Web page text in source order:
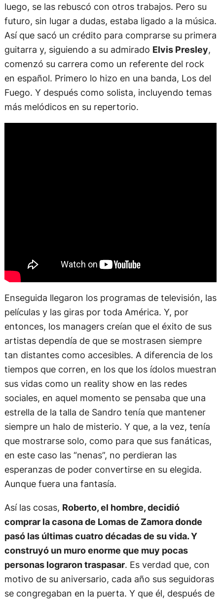
luego, se las rebuscó con otros trabajos. Pero su
futuro, sin lugar a dudas, estaba ligado a la música.
Así que sacó un crédito para comprarse su primera
guitarra y, siguiendo a su admirado Elvis Presley,
comenzó su carrera como un referente del rock
en español. Primero lo hizo en una banda, Los del
Fuego. Y después como solista, incluyendo temas
más melódicos en su repertorio.
Enseguida llegaron los programas de televisión, las
películas y las giras por toda América. Y, por
entonces, los managers creían que el éxito de sus
artistas dependía de que se mostrasen siempre
tan distantes como accesibles. A diferencia de los
tiempos que corren, en los que los ídolos muestran
sus vidas como un reality show en las redes
sociales, en aquel momento se pensaba que una
estrella de la talla de Sandro tenía que mantener
siempre un halo de misterio. Y que, a la vez, tenía
que mostrarse solo, como para que sus fanáticas,
en este caso las “nenas”, no perdieran las
esperanzas de poder convertirse en su elegida.
Aunque fuera una fantasía.
Así las cosas, Roberto, el hombre, decidió
comprar la casona de Lomas de Zamora donde
pasó las últimas cuatro décadas de su vida. Y
construyó un muro enorme que muy pocas
personas lograron traspasar. Es verdad que, con
motivo de su aniversario, cada año sus seguidoras
se congregaban en la puerta. Y que él, después de